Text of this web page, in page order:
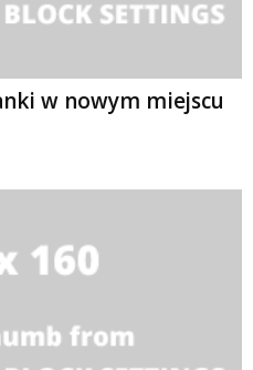
w nowym miejscu